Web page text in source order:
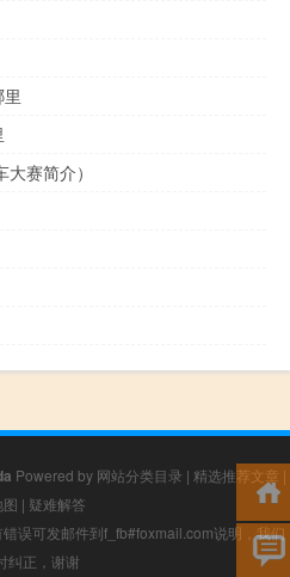
赛简介）
Powered by 网站分类目录 | 精选推荐文章 |
| 疑难解答
误可发邮件到f_fb#foxmail.com说明，我们
纠正，谢谢